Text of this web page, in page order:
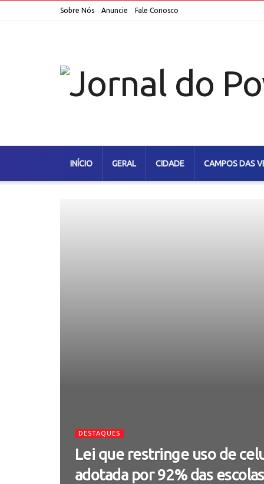
Sobre Nós Anuncie Fale Conosco
INÍCIO GERAL CIDADE CAMPOS DAS
DESTAQUES
Lei que restringe uso de
adotada por 92% das escolas